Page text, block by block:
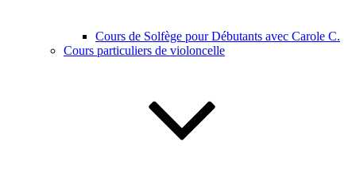
Cours de Solfège pour Débutants avec Carole C.
Cours particuliers de violoncelle